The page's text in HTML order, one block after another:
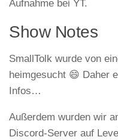
Aufnahme bei YT.
Show Notes
SmallTolk wurde von
heimgesucht 😄 Daher
Infos…
Außerdem wurden wir
Discord-Server auf